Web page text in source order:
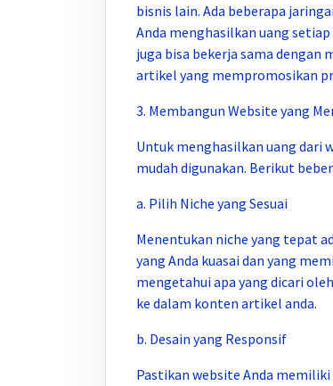
bisnis lain. Ada beberapa
Anda menghasilkan uang
juga bisa bekerja sama
artikel yang mempromosikan
3. Membangun Website yang
Untuk menghasilkan uang dari
mudah digunakan. Berikut
a. Pilih Niche yang Sesuai
Menentukan niche yang tepat
yang Anda kuasai dan yang
mengetahui apa yang dicari
ke dalam konten artikel anda.
b. Desain yang Responsif
Pastikan website Anda